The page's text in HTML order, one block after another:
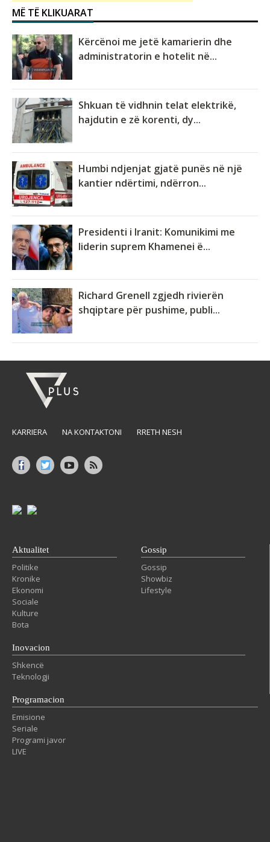
MË TË KLIKUARAT
Kërcënoi me jetë kamarierin dhe
administratorin e hotelit në...
Shkuan të vidhnin telat elektrikë,
hajdutin e zë korenti, dy...
Humbi ndjenjat gjatë punës në një
kantier ndërtimi, ndërron...
Presidenti i Iranit: Komunikimi me
liderin suprem Khamenei ë...
Richard Grenell zgjedh rivierën
shqiptare për pushime, publi...
KARRIERA NA KONTAKTONI RRETH NESH
Aktualitet
Politike
Kronike
Ekonomi
Sociale
Kulture
Bota
Gossip
Gossip
Showbiz
Lifestyle
Inovacion
Shkencë
Teknologji
Programacion
Emisione
Seriale
Programi javor
LIVE